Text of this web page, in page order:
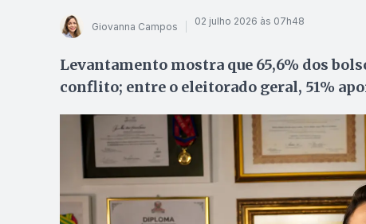
Giovanna Campos 02 julho 2026 às 07h48
Levantamento mostra que 65,6% dos
conflito; entre o eleitorado geral, 51%